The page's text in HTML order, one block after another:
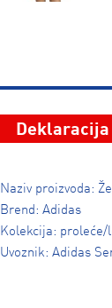
Deklaracija
Naziv proizvoda:
Brend: Adidas
Kolekcija: proleće/
Uvoznik: Adidas